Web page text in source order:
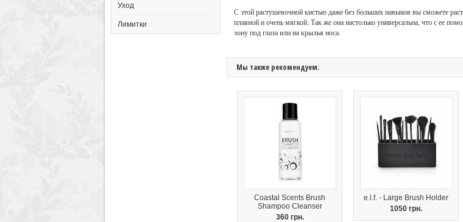
Уход
Лимитки
С этой растушевочной кистью даже без больших навыков вы сможете
плавной и очень мягкой. Так же она настолько универсальна, что с ее
зону под глаза или на крылья носа.
Мы также рекомендуем:
Coastal Scents Brush
Shampoo Cleanser
360 грн.
e.l.f. - Large Brush Holder
1050 грн.